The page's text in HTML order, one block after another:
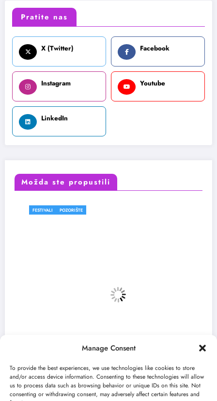
Manage Consent
To provide the best experiences, we use technologies like cookies to store
and/or access device information. Consenting to these technologies will allow
us to process data such as browsing behavior or unique IDs on this site. Not
consenting or withdrawing consent, may adversely affect certain features and
Pratite nas
X (Twitter) Facebook
Instagram Youtube
LinkedIn
Možda ste propustili
FESTIVALI POZORIŠTE